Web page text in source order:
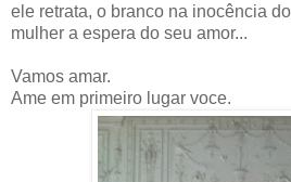
ele retrata, o branco na inocência
mulher a espera do seu amor...
Vamos amar.
Ame em primeiro lugar voce.